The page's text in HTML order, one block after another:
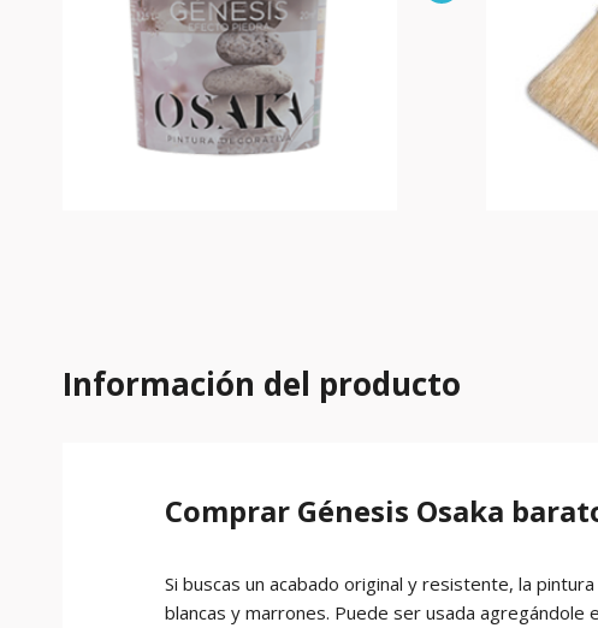
Información del producto
Comprar Génesis Osaka
Si buscas un acabado original y resistente, la
blancas y marrones. Puede ser usada